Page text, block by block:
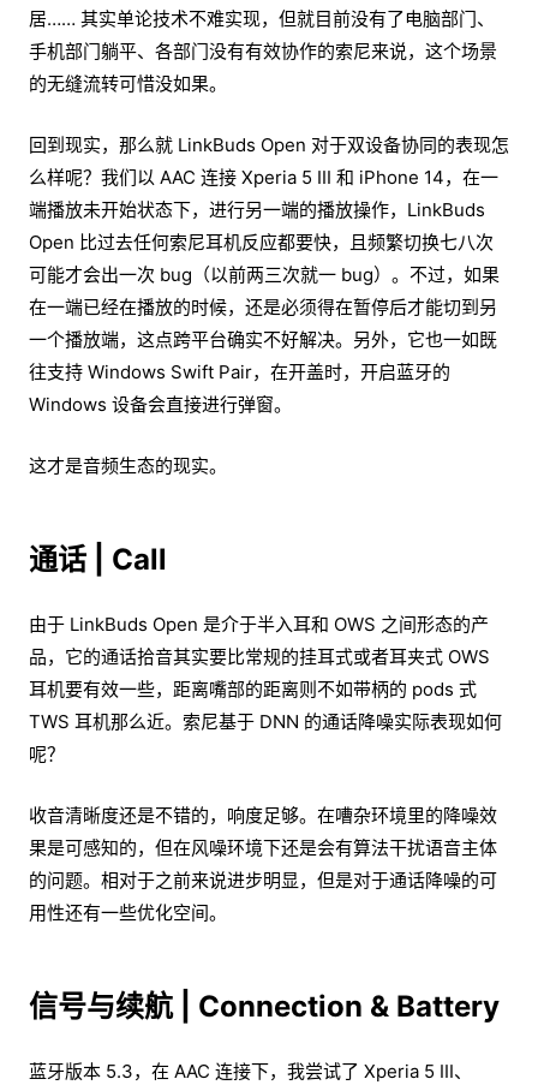
居…… 其实单论技术不难实现，但就目前没有了电脑部门、
手机部门躺平、各部门没有有效协作的索尼来说，这个场景
的无缝流转可惜没如果。
回到现实，那么就 LinkBuds Open 对于双设备协同的表现怎
么样呢？我们以 AAC 连接 Xperia 5 III 和 iPhone 14，在一
端播放未开始状态下，进行另一端的播放操作，LinkBuds
Open 比过去任何索尼耳机反应都要快，且频繁切换七八次
可能才会出一次 bug（以前两三次就一 bug）。不过，如果
在一端已经在播放的时候，还是必须得在暂停后才能切到另
一个播放端，这点跨平台确实不好解决。另外，它也一如既
往支持 Windows Swift Pair，在开盖时，开启蓝牙的
Windows 设备会直接进行弹窗。
这才是音频生态的现实。
通话 | Call
由于 LinkBuds Open 是介于半入耳和 OWS 之间形态的产
品，它的通话拾音其实要比常规的挂耳式或者耳夹式 OWS
耳机要有效一些，距离嘴部的距离则不如带柄的 pods 式
TWS 耳机那么近。索尼基于 DNN 的通话降噪实际表现如何
呢？
收音清晰度还是不错的，响度足够。在嘈杂环境里的降噪效
果是可感知的，但在风噪环境下还是会有算法干扰语音主体
的问题。相对于之前来说进步明显，但是对于通话降噪的可
用性还有一些优化空间。
信号与续航 | Connection & Battery
蓝牙版本 5.3，在 AAC 连接下，我尝试了 Xperia 5 III、